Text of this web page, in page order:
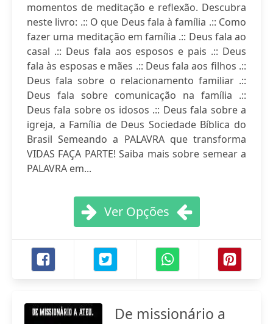
momentos de meditação e reflexão. Descubra
neste livro: .:: O que Deus fala à família .:: Como
fazer uma meditação em família .:: Deus fala ao
casal .:: Deus fala aos esposos e pais .:: Deus
fala às esposas e mães .:: Deus fala aos filhos .::
Deus fala sobre o relacionamento familiar .::
Deus fala sobre comunicação na família .::
Deus fala sobre os idosos .:: Deus fala sobre a
igreja, a Família de Deus Sociedade Bíblica do
Brasil Semeando a PALAVRA que transforma
VIDAS FAÇA PARTE! Saiba mais sobre semear a
PALAVRA em...
Ver Opções
De missionário a